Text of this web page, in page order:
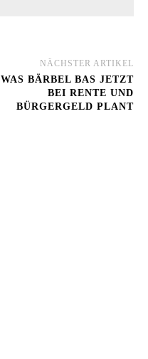
NÄCHSTER ARTIKEL
WAS BÄRBEL BAS JETZT
BEI RENTE UND
BÜRGERGELD PLANT